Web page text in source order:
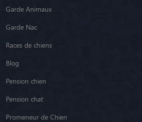
Garde Animaux
Garde Nac
Races de chiens
Blog
Pension chien
Pension chat
Promeneur de Chien